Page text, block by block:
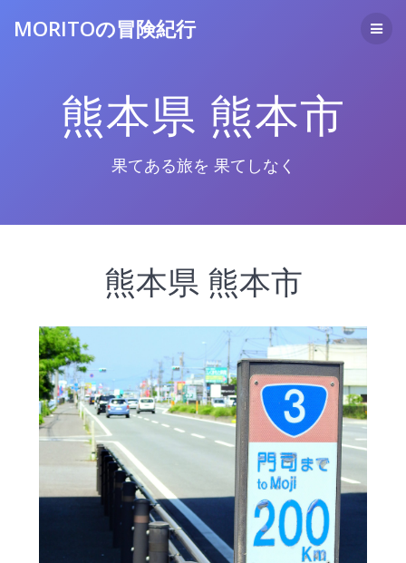
へ
ス
キ
ッ
プ
MORITOの冒険紀行
熊本県 熊本市
果てある旅を 果てしなく
熊本県 熊本市